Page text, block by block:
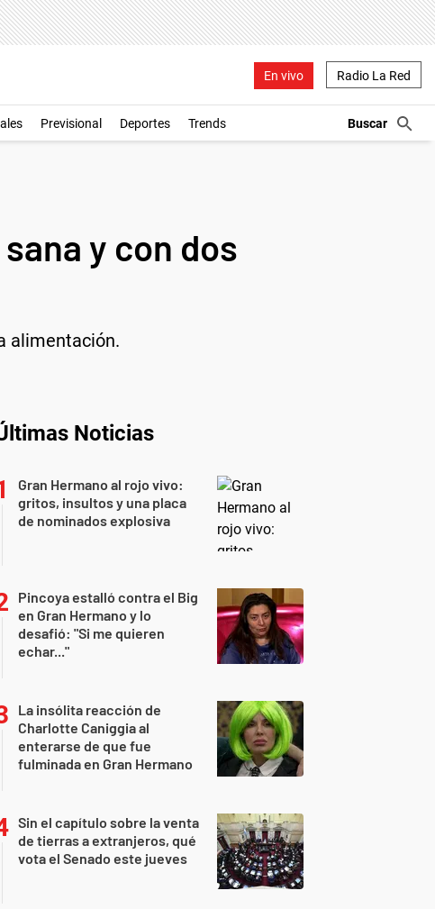
En vivo Radio La Red
Previsional Deportes Trends
y con dos
alimentación.
Noticias
Gran Hermano al rojo vivo:
gritos, insultos y una placa
de nominados explosiva
Pincoya estalló contra el Big
en Gran Hermano y lo
desafió: "Si me quieren
echar..."
La insólita reacción de
Charlotte Caniggia al
enterarse de que fue
fulminada en Gran Hermano
Sin el capítulo sobre la venta
de tierras a extranjeros, qué
vota el Senado este jueves